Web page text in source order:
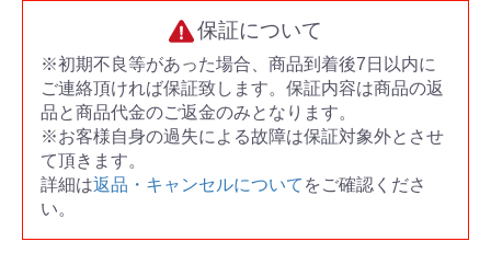
保証について
※初期不良等があった場合、商品到着後7日以内に
ご連絡頂ければ保証致します。保証内容は商品の返
品と商品代金のご返金のみとなります。
※お客様自身の過失による故障は保証対象外とさせ
て頂きます。
詳細は返品・キャンセルについて をご確認くださ
い。